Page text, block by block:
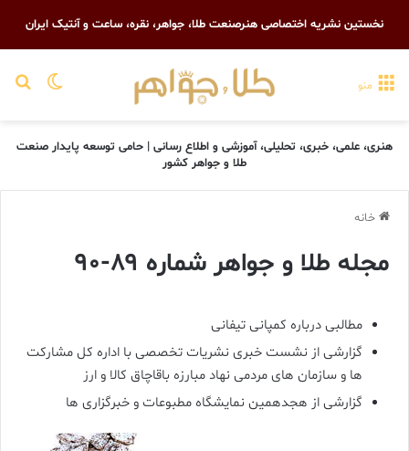
نخستین نشریه اختصاصی هنرصنعت طلا، جواهر، نقره، ساعت و آنتیک ایران
تغییر منو
هنری، علمی، خبری، تحلیلی، آموزشی و اطلاع رسانی | حامی توسعه پایدار صنعت
طلا و جواهر کشور
خانه
مجله طلا و جواهر شماره ۸۹-۹۰
مطالبی درباره کمپانی تیفانی
گزارشی از نشست خبری نشریات تخصصی با اداره کل مشارکت
ها و سازمان های مردمی نهاد مبارزه باقاچاق کالا و ارز
گزارشی از هجدهمین نمایشگاه مطبوعات و خبرگزاری ها